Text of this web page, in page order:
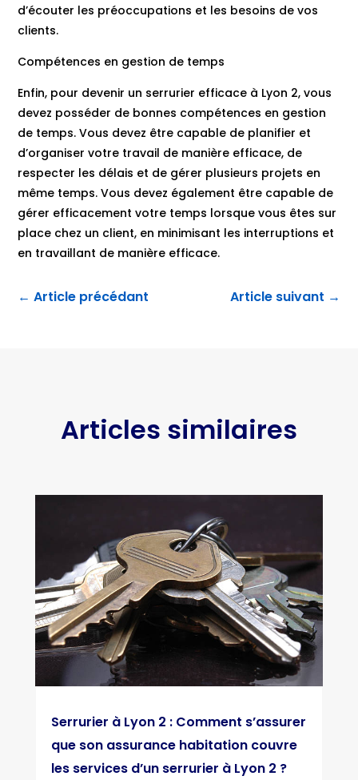
d’écouter les préoccupations et les besoins de vos
clients.
Compétences en gestion de temps
Enfin, pour devenir un serrurier efficace à Lyon 2, vous
devez posséder de bonnes compétences en gestion
de temps. Vous devez être capable de planifier et
d’organiser votre travail de manière efficace, de
respecter les délais et de gérer plusieurs projets en
même temps. Vous devez également être capable de
gérer efficacement votre temps lorsque vous êtes sur
place chez un client, en minimisant les interruptions et
en travaillant de manière efficace.
←Article précédant Article suivant →
Articles similaires
Serrurier à Lyon 2 : Comment s’assurer
que son assurance habitation couvre
les services d’un serrurier à Lyon 2 ?